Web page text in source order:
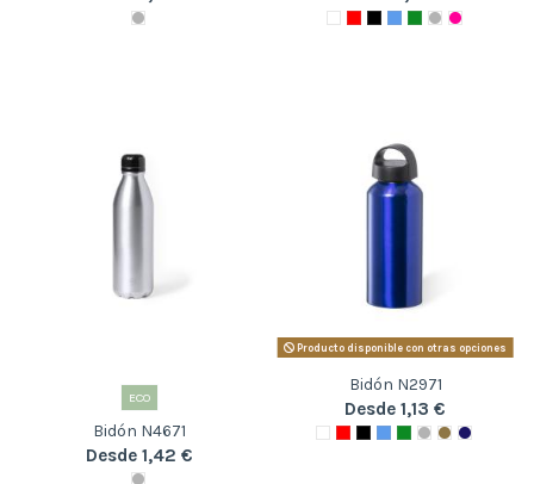
ECO
Bidón N4671
Desde 1,42 €
Producto disponible con otras opciones
Bidón N2971
Desde 1,13 €